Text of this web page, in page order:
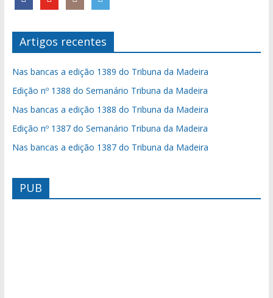
Artigos recentes
Nas bancas a edição 1389 do Tribuna da Madeira
Edição nº 1388 do Semanário Tribuna da Madeira
Nas bancas a edição 1388 do Tribuna da Madeira
Edição nº 1387 do Semanário Tribuna da Madeira
Nas bancas a edição 1387 do Tribuna da Madeira
PUB